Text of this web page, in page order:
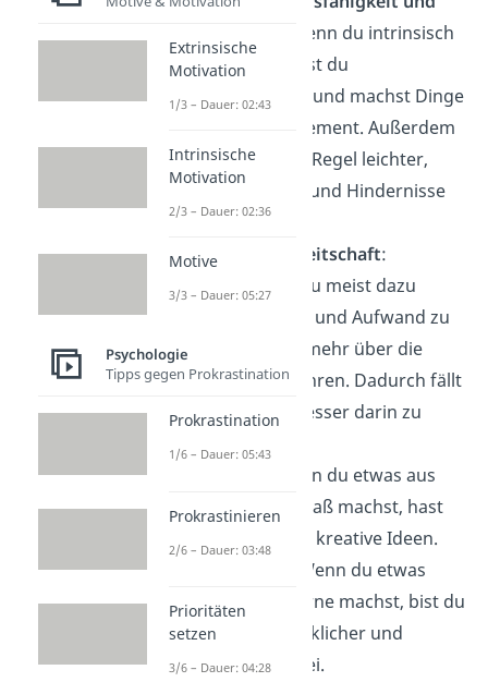
: Wenn du intrinsisch
motiviert bist, bist du
leistungsfähiger und machst Dinge
mit mehr Engagement. Außerdem
fällt es dir in der Regel leichter,
Schwierigkeiten und Hindernisse
zu überwinden.
Höhere Lernbereitschaft:
Außerdem bist du meist dazu
bereit, mehr Zeit und Aufwand zu
investieren, um mehr über die
Tätigkeit zu erfahren. Dadurch fällt
es dir leichter, besser darin zu
werden.
: Wenn du etwas aus
Interesse und Spaß machst, hast
du leichter neue, kreative Ideen.
: Wenn du etwas
freiwillig und gerne machst, bist du
in der Regel glücklicher und
zufriedener dabei.
Extrinsische
Motivation
1/3 – Dauer: 02:43
Intrinsische
Motivation
2/3 – Dauer: 02:36
Motive
3/3 – Dauer: 05:27
Psychologie
Tipps gegen Prokrastination
Prokrastination
1/6 – Dauer: 05:43
Prokrastinieren
2/6 – Dauer: 03:48
Prioritäten
setzen
3/6 – Dauer: 04:28